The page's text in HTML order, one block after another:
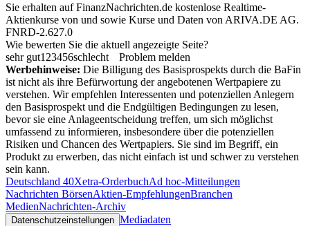
Sie erhalten auf FinanzNachrichten.de kostenlose Realtime-
Aktienkurse von und sowie Kurse und Daten von ARIVA.DE AG.
FNRD-2.627.0
Wie bewerten Sie die aktuell angezeigte Seite?
sehr gut1 23456schlecht
Problem melden
Werbehinweise: Die Billigung des Basisprospekts durch die BaFin
ist nicht als ihre Befürwortung der angebotenen Wertpapiere zu
verstehen. Wir empfehlen Interessenten und potenziellen Anlegern
den Basisprospekt und die Endgültigen Bedingungen zu lesen,
bevor sie eine Anlageentscheidung treffen, um sich möglichst
umfassend zu informieren, insbesondere über die potenziellen
Risiken und Chancen des Wertpapiers. Sie sind im Begriff, ein
Produkt zu erwerben, das nicht einfach ist und schwer zu verstehen
sein kann.
Deutschland 40Xetra-OrderbuchAd hoc-Mitteilungen
Nachrichten BörsenAktien-EmpfehlungenBranchen
MedienNachrichten-Archiv
Datenschutzeinstellungen Mediadaten